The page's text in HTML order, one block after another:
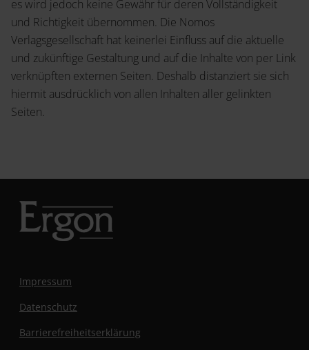
es wird jedoch keine Gewähr für deren Vollständigkeit
und Richtigkeit übernommen. Die Nomos
Verlagsgesellschaft hat keinerlei Einfluss auf die aktuelle
und zukünftige Gestaltung und auf die Inhalte von per Link
verknüpften externen Seiten. Deshalb distanziert sie sich
hiermit ausdrücklich von allen Inhalten aller gelinkten
Seiten.
Impressum
Datenschutz
Barrierefreiheitserklärung